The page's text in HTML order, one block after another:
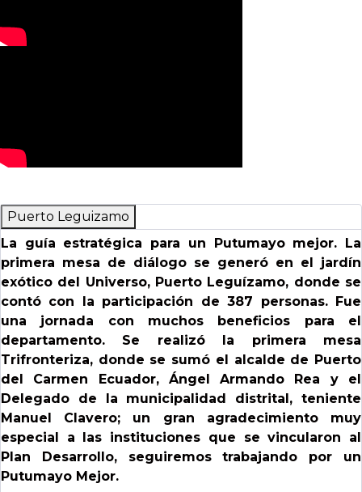
Puerto Leguizamo
La guía estratégica para un Putumayo mejor. La
primera mesa de diálogo se generó en el jardín
exótico del Universo, Puerto Leguízamo, donde se
contó con la participación de 387 personas. Fue
una jornada con muchos beneficios para el
departamento. Se realizó la primera mesa
Trifronteriza, donde se sumó el alcalde de Puerto
del Carmen Ecuador, Ángel Armando Rea y el
Delegado de la municipalidad distrital, teniente
Manuel Clavero; un gran agradecimiento muy
especial a las instituciones que se vincularon al
Plan Desarrollo, seguiremos trabajando por un
Putumayo Mejor.